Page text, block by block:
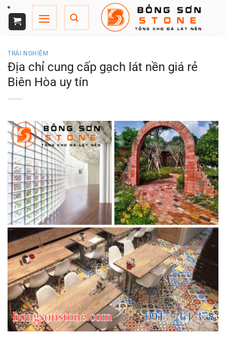
Chuyển
đến
nội
TRẢI NGHIỆM
Địa chỉ cung cấp gạch lát nền giá rẻ
Biên Hòa uy tín